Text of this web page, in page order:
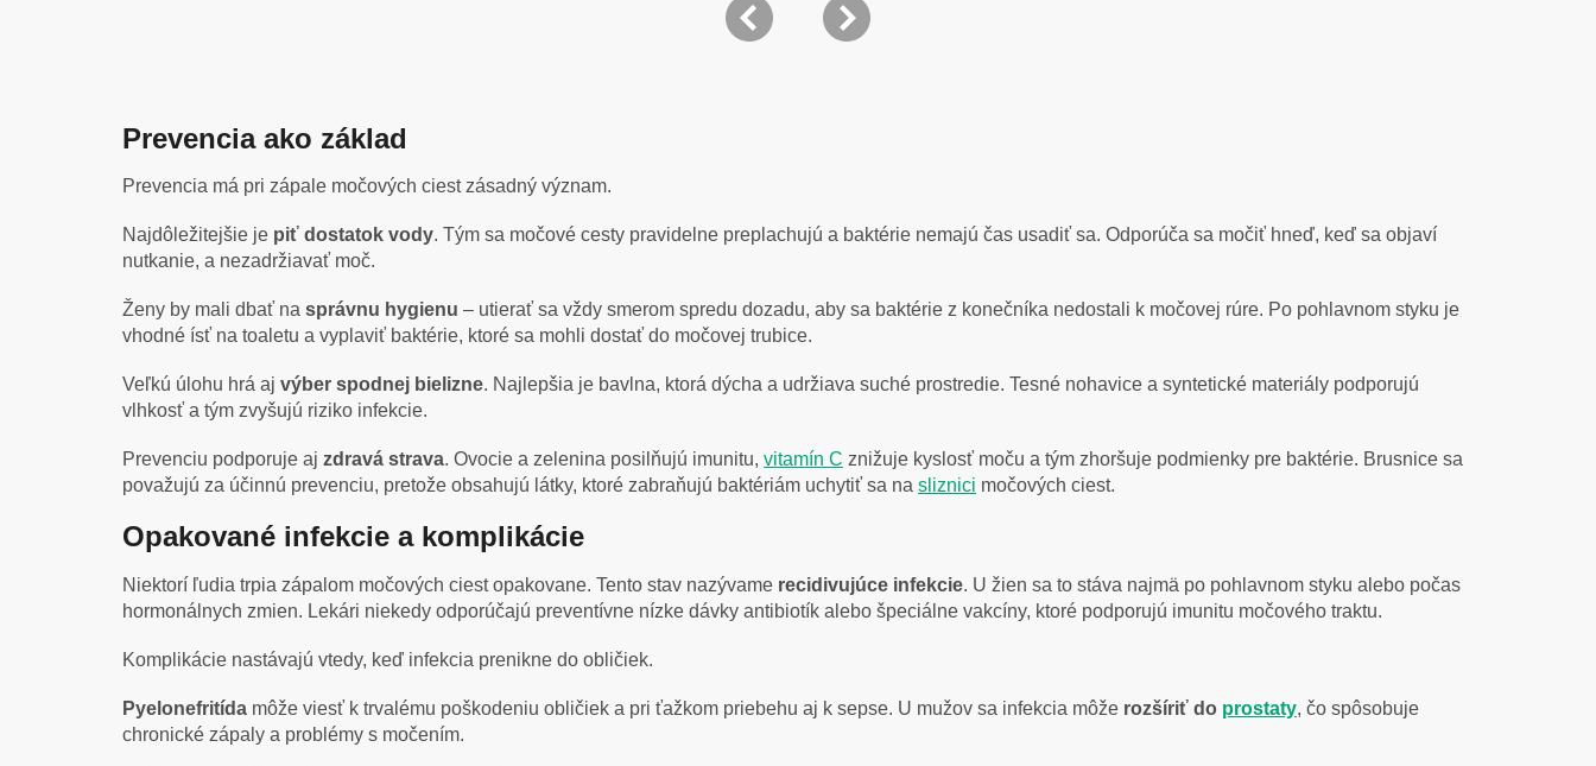
Prevencia ako základ
Prevencia má pri zápale močových ciest zásadný význam.
Najdôležitejšie je piť dostatok vody. Tým sa močové cesty pravidelne preplachujú a baktérie nemajú čas usadiť sa. Odporúča sa močiť hneď, keď sa objaví
nutkanie, a nezadržiavať moč.
Ženy by mali dbať na správnu hygienu – utierať sa vždy smerom spredu dozadu, aby sa baktérie z konečníka nedostali k močovej rúre. Po pohlavnom styku je
vhodné ísť na toaletu a vyplaviť baktérie, ktoré sa mohli dostať do močovej trubice.
Veľkú úlohu hrá aj výber spodnej bielizne. Najlepšia je bavlna, ktorá dýcha a udržiava suché prostredie. Tesné nohavice a syntetické materiály podporujú
vlhkosť a tým zvyšujú riziko infekcie.
Prevenciu podporuje aj zdravá strava. Ovocie a zelenina posilňujú imunitu, vitamín C znižuje kyslosť moču a tým zhoršuje podmienky pre baktérie. Brusnice sa
považujú za účinnú prevenciu, pretože obsahujú látky, ktoré zabraňujú baktériám uchytiť sa na sliznici močových ciest.
Opakované infekcie a komplikácie
Niektorí ľudia trpia zápalom močových ciest opakovane. Tento stav nazývame recidivujúce infekcie. U žien sa to stáva najmä po pohlavnom styku alebo počas
hormonálnych zmien. Lekári niekedy odporúčajú preventívne nízke dávky antibiotík alebo špeciálne vakcíny, ktoré podporujú imunitu močového traktu.
Komplikácie nastávajú vtedy, keď infekcia prenikne do obličiek.
Pyelonefritída môže viesť k trvalému poškodeniu obličiek a pri ťažkom priebehu aj k sepse. U mužov sa infekcia môže rozšíriť do prostaty, čo spôsobuje
chronické zápaly a problémy s močením.